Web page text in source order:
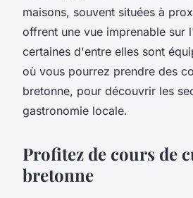
maisons, souvent situées à
offrent une vue imprenable sur
certaines d'entre elles sont
où vous pourrez prendre des
bretonne, pour découvrir les
gastronomie locale.
Profitez de cours de
bretonne